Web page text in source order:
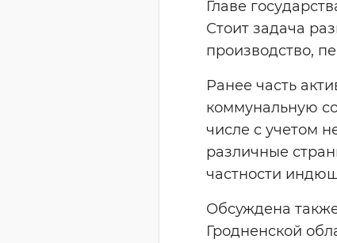
Главе
Стоит задача
производство,
Ранее часть
коммунальную
числе с учетом
различные
частности
Обсуждена
Гродненской